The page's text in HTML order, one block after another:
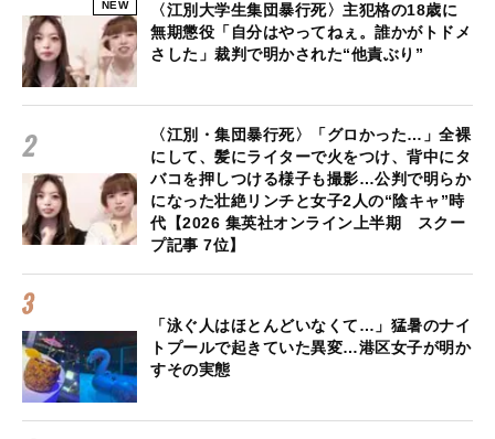
NEW
〈江別大学生集団暴行死〉主犯格の18歳に
無期懲役「自分はやってねぇ。誰かがトドメ
さした」裁判で明かされた“他責ぶり”
〈江別・集団暴行死〉「グロかった…」全裸
にして、髪にライターで火をつけ、背中にタ
バコを押しつける様子も撮影…公判で明らか
になった壮絶リンチと女子2人の“陰キャ”時
代【2026 集英社オンライン上半期 スクー
プ記事 7位】
「泳ぐ人はほとんどいなくて…」猛暑のナイ
トプールで起きていた異変…港区女子が明か
すその実態